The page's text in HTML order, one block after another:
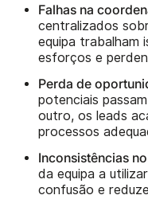
Falhas na
centralizados
equipa trabalham
esforços e
Perda de
potenciais
outro, os leads
processos
Inconsistências
da equipa a
confusão e